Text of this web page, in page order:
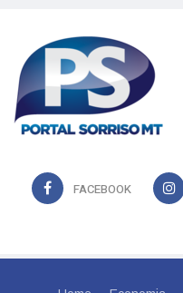
FACEBOOK